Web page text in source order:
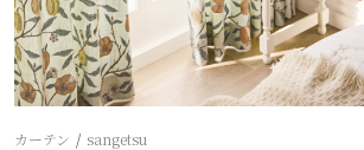
カーテン sangetsu